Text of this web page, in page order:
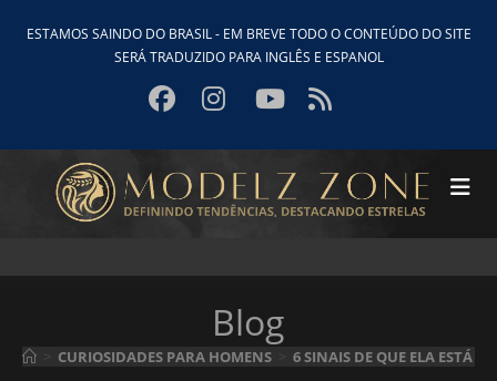
paraESTAMOS SAINDO DO BRASIL - EM BREVE TODO O CONTEÚDO DO SITE
SERÁ TRADUZIDO PARA INGLÊS E ESPANOL
Blog
CURIOSIDADES PARA HOMENS 6 SINAIS DE QUE ELA ESTÁ